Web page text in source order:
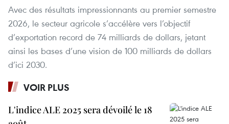
Avec des résultats impressionnants au premier semestre
2026, le secteur agricole s’accélère vers l’objectif
d’exportation record de 74 milliards de dollars, jetant
ainsi les bases d’une vision de 100 milliards de dollars
d’ici 2030.
VOIR PLUS
L'indice ALE 2025 sera dévoilé le 18